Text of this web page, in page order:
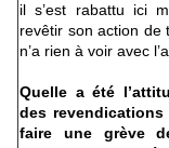
il s’est rabattu ici
revêtir son action de
n’a rien à voir avec
Quelle a été
des
faire une grève